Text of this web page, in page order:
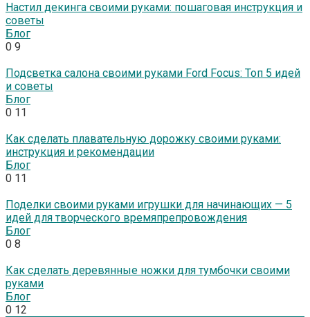
Настил декинга своими руками: пошаговая инструкция и
советы
Блог
0 9
Подсветка салона своими руками Ford Focus: Топ 5 идей
и советы
Блог
0 11
Как сделать плавательную дорожку своими руками:
инструкция и рекомендации
Блог
0 11
Поделки своими руками игрушки для начинающих — 5
идей для творческого времяпрепровождения
Блог
0 8
Как сделать деревянные ножки для тумбочки своими
руками
Блог
0 12